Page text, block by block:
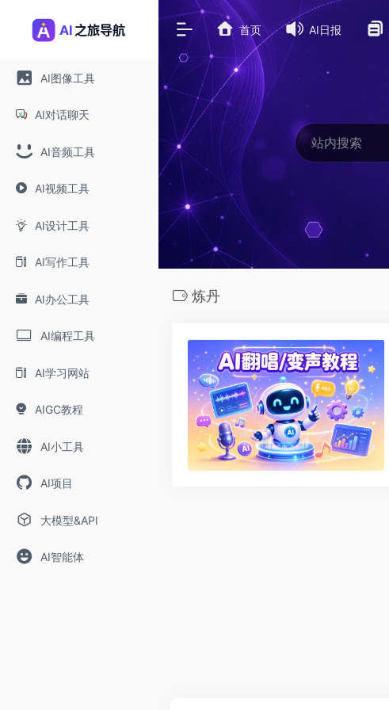
AI图像工具
AI对话聊天
AI音频工具
AI视频工具
AI设计工具
AI写作工具
AI办公工具
AI编程工具
AI学习网站
AIGC教程
AI小工具
AI项目
大模型&API
AI智能体
首页 AI日报
炼丹